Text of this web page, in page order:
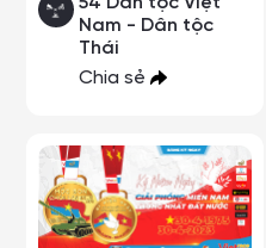
Nam - Dân tộc
Thái
Chia sẻ